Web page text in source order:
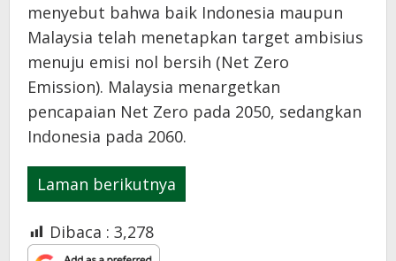
menyebut bahwa baik Indonesia maupun
Malaysia telah menetapkan target ambisius
menuju emisi nol bersih (Net Zero
Emission). Malaysia menargetkan
pencapaian Net Zero pada 2050, sedangkan
Indonesia pada 2060.
Laman berikutnya
Dibaca : 3,278